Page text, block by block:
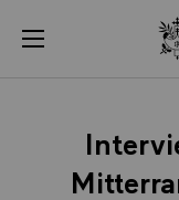
menu
Panneau de gestion